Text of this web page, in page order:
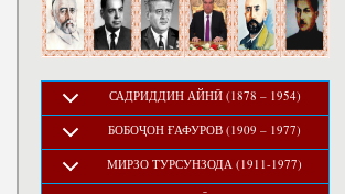
САДРИДДИН АЙНӢ (1878 – 1954)
БОБОҶОН ҒАФУРОВ (1909 – 1977)
МИРЗО ТУРСУНЗОДА (1911-1977)